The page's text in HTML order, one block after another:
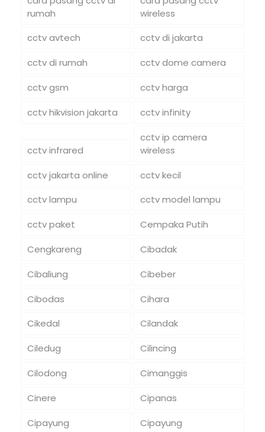
rumah
wireless
cctv avtech
cctv di jakarta
cctv di rumah
cctv dome camera
cctv gsm
cctv harga
cctv hikvision jakarta
cctv infinity
cctv infrared
cctv ip camera
wireless
cctv jakarta online
cctv kecil
cctv lampu
cctv model lampu
cctv paket
Cempaka Putih
Cengkareng
Cibadak
Cibaliung
Cibeber
Cibodas
Cihara
Cikedal
Cilandak
Ciledug
Cilincing
Cilodong
Cimanggis
Cinere
Cipanas
Cipayung
Cipayung